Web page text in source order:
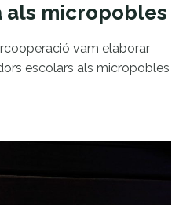
micropobles
vam elaborar
escolars als micropobles